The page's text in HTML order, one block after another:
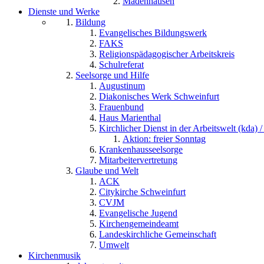
Dienste und Werke
Bildung
Evangelisches Bildungswerk
FAKS
Religionspädagogischer Arbeitskreis
Schulreferat
Seelsorge und Hilfe
Augustinum
Diakonisches Werk Schweinfurt
Frauenbund
Haus Marienthal
Kirchlicher Dienst in der Arbeitswelt (kda) /
Aktion: freier Sonntag
Krankenhausseelsorge
Mitarbeitervertretung
Glaube und Welt
ACK
Citykirche Schweinfurt
CVJM
Evangelische Jugend
Kirchengemeindeamt
Landeskirchliche Gemeinschaft
Umwelt
Kirchenmusik